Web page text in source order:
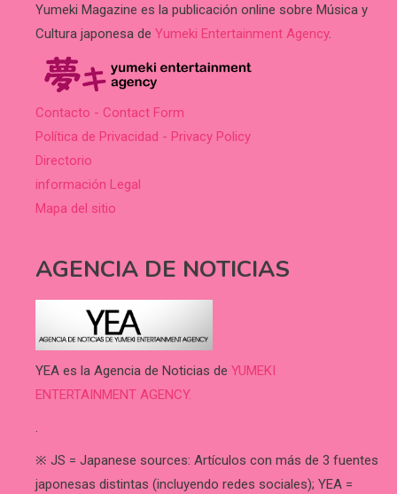
Yumeki Magazine es la publicación online sobre Música y
Cultura japonesa de Yumeki Entertainment Agency.
Contacto - Contact Form
Política de Privacidad - Privacy Policy
Directorio
información Legal
Mapa del sitio
AGENCIA DE NOTICIAS
YEA es la Agencia de Noticias de YUMEKI
ENTERTAINMENT AGENCY.
.
※ JS = Japanese sources: Artículos con más de 3 fuentes
japonesas distintas (incluyendo redes sociales); YEA =